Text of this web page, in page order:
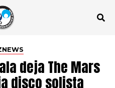
deja The Mars
disco solista